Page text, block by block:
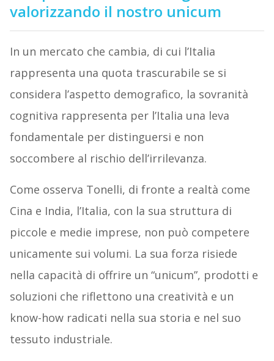
valorizzando il nostro unicum
In un mercato che cambia, di cui l’Italia
rappresenta una quota trascurabile se si
considera l’aspetto demografico, la sovranità
cognitiva rappresenta per l’Italia una leva
fondamentale per distinguersi e non
soccombere al rischio dell’irrilevanza.
Come osserva Tonelli, di fronte a realtà come
Cina e India, l’Italia, con la sua struttura di
piccole e medie imprese, non può competere
unicamente sui volumi. La sua forza risiede
nella capacità di offrire un “unicum”, prodotti e
soluzioni che riflettono una creatività e un
know-how radicati nella sua storia e nel suo
tessuto industriale.